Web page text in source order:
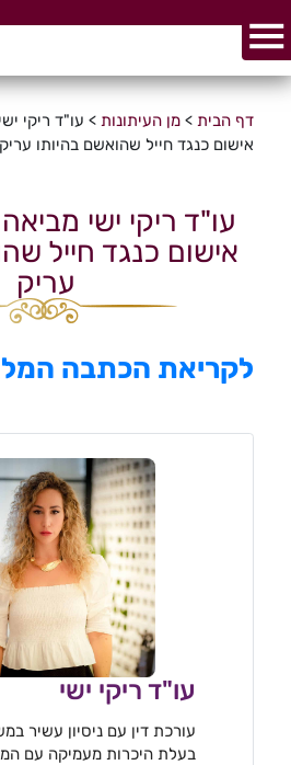
דף הבית> מן העיתונות> עו"ד ריקי
אישום כנגד חייל שהואשם בהיותו עריק
עו"ד ריקי ישי
אישום כנגד חייל
עריק
לקריאת הכתבה
עו"ד ריקי ישי
עורכת דין עם ניסיון עשיר
בעלת היכרות מעמיקה עם